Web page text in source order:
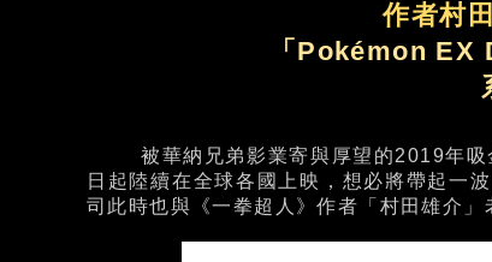
作者村
「Pokémon
被華納兄弟影業寄與厚望的2019年吸
日起陸續在全球各國上映，想必將帶起一
司此時也與《一拳超人》作者「村田雄介」